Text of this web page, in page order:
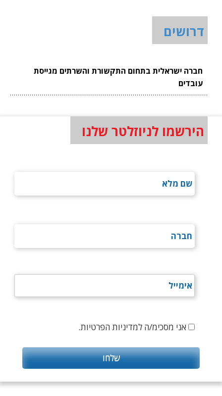
דרושים
חברה ישראלית בתחום התקשורת והשרתים מגייסת
עובדים
הירשמו לניוזלטר שלנו
אני מסכימ/ה למדיניות הפרטיות.